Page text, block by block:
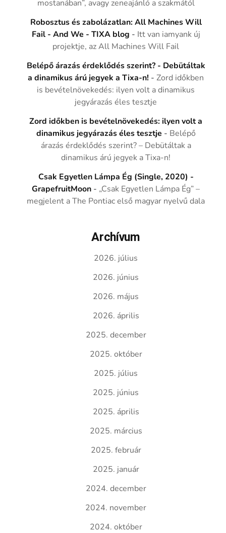
mostanában”, avagy zeneajánló a szakmától
Robosztus és zabolázatlan: All Machines Will
Fail - And We - TIXA blog - Itt van iamyank új
projektje, az All Machines Will Fail
Belépő árazás érdeklődés szerint? - Debütáltak
a dinamikus árú jegyek a Tixa-n! -Zord időkben
is bevételnövekedés: ilyen volt a dinamikus
jegyárazás éles tesztje
Zord időkben is bevételnövekedés: ilyen volt a
dinamikus jegyárazás éles tesztje - Belépő
árazás érdeklődés szerint? – Debütáltak a
dinamikus árú jegyek a Tixa-n!
Csak Egyetlen Lámpa Ég (Single, 2020) -
GrapefruitMoon - „Csak Egyetlen Lámpa Ég” –
megjelent a The Pontiac első magyar nyelvű dala
Archívum
2026. július
2026. június
2026. május
2026. április
2025. december
2025. október
2025. július
2025. június
2025. április
2025. március
2025. február
2025. január
2024. december
2024. november
2024. október